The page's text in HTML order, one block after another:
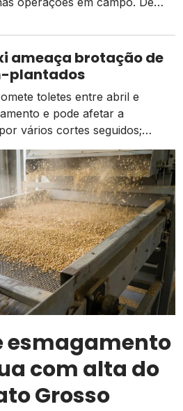
do ano passado, mas as
de forma normal em
[…]
ameaça brotação de
plantados
toletes entre abril e
e pode afetar a
vários cortes seguidos;
escolha das mudas
esmagamento
com alta do
Grosso